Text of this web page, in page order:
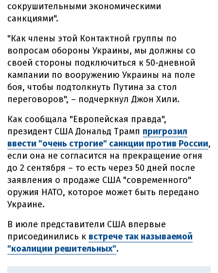
сокрушительными экономическими
санкциями".
"Как члены этой Контактной группы по
вопросам обороны Украины, мы должны со
своей стороны подключиться к 50-дневной
кампании по вооружению Украины на поле
боя, чтобы подтолкнуть Путина за стол
переговоров", – подчеркнул Джон Хили.
Как сообщала "Европейская правда",
президент США Дональд Трамп пригрозил
ввести "очень строгие" санкции против России,
если она не согласится на прекращение огня
до 2 сентября – то есть через 50 дней после
заявления о продаже США "современного"
оружия НАТО, которое может быть передано
Украине.
В июле представители США впервые
присоединились к встрече так называемой
"коалиции решительных".